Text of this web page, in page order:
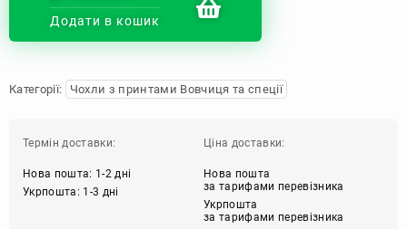
Додати в кошик
Категорії: Чохли з принтами Вовчиця та спеції
Термін доставки:
Нова пошта: 1-2 дні
Укрпошта: 1-3 дні
Ціна доставки:
Нова пошта
за тарифами перевізника
Укрпошта
за тарифами перевізника